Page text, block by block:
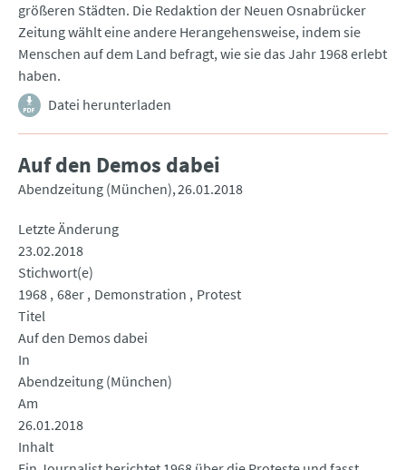
größeren Städten. Die Redaktion der Neuen Osnabrücker
Zeitung wählt eine andere Herangehensweise, indem sie
Menschen auf dem Land befragt, wie sie das Jahr 1968 erlebt
haben.
Datei herunterladen
Auf den Demos dabei
Abendzeitung (München) 26.01.2018
Letzte Änderung
23.02.2018
Stichwort(e)
1968 68er Demonstration
Protest
Titel
Auf den Demos dabei
In
Abendzeitung (München)
Am
26.01.2018
Inhalt